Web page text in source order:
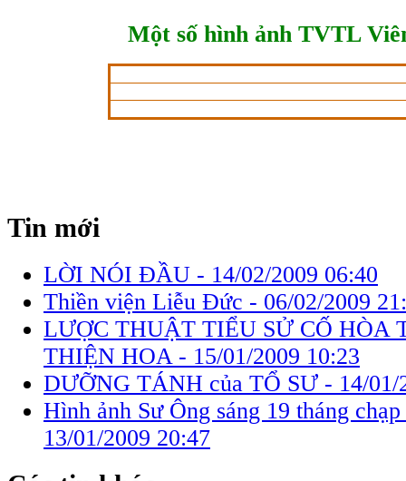
Một số hình ảnh TVTL
Tin mới
LỜI NÓI ĐẦU - 14/02/2009 06:40
Thiền viện Liễu Đức - 06/02/2009
LƯỢC THUẬT TIỂU SỬ CỐ HÒA
THIỆN HOA - 15/01/2009 10:23
DƯỠNG TÁNH của TỔ SƯ - 14/01/
Hình ảnh Sư Ông sáng 19 tháng
13/01/2009 20:47